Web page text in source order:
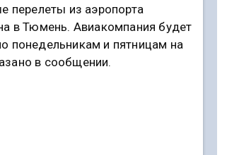
перелеты из аэропорта
в Тюмень. Авиакомпания будет
понедельникам и пятницам на
в сообщении.